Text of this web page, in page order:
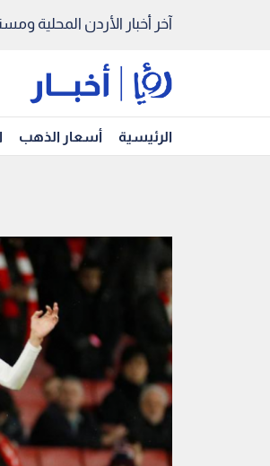
آخر أخبار الأردن المحلية
الرئيسية أسعار الذهب